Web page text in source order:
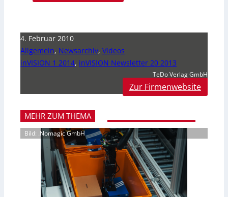
4. Februar 2010
Allgemein, Newsarchiv, Videos
inVISION 1 2014, inVISION Newsletter 20 2013
TeDo Verlag GmbH
Zur Firmenwebsite
MEHR ZUM THEMA
Bild: .Nomagic GmbH